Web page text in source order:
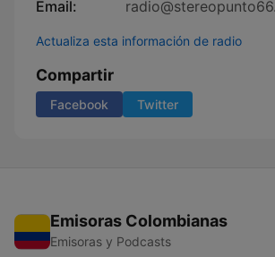
Email:
Actualiza esta información de radio
Compartir
Facebook Twitter
Emisoras Colombianas
Emisoras y Podcasts